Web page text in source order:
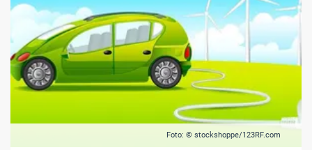
Foto: © stockshoppe/123RF.com